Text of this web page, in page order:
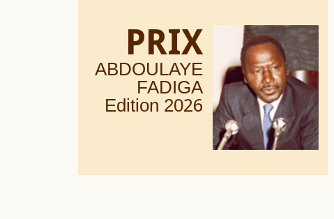
PRIX
ABDOULAYE
FADIGA
Edition 2026